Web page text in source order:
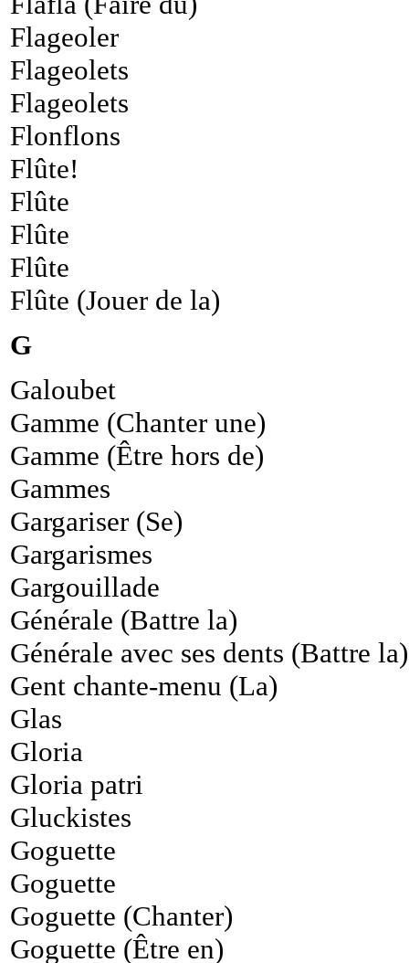
Flageoler
Flageolets
Flageolets
Flonflons
Flûte!
Flûte
Flûte
Flûte
Flûte (Jouer de la)
G
Galoubet
Gamme (Chanter une)
Gamme (Être hors de)
Gammes
Gargariser (Se)
Gargarismes
Gargouillade
Générale (Battre la)
Générale avec ses dents (Battre la)
Gent chante-menu (La)
Glas
Gloria
Gloria patri
Gluckistes
Goguette
Goguette
Goguette (Chanter)
Goguette (Être en)